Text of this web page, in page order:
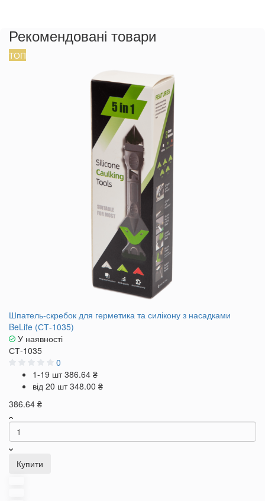
Рекомендовані товари
ТОП
Шпатель‑скребок для герметика та силікону з насадками
BeLife (СТ-1035)
У наявності
СТ-1035
0
1-19 шт386.64 ₴
від 20 шт348.00 ₴
386.64 ₴
Купити